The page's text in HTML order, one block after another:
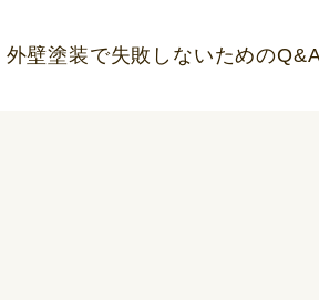
外壁塗装で失敗しないための